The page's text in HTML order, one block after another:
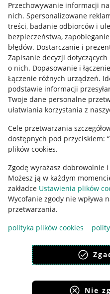
Przechowywanie informacji
nich. Spersonalizowane
treści, badanie odbiorców i
bezpieczeństwa,
błędów. Dostarczanie i
Zapisanie decyzji
o nich. Dopasowanie i
Łączenie różnych urządzeń.
podstawie informacji
Twoje dane personalne
ułatwiania korzystania z
Cele przetwarzania
dostępnych pod przyciskiem:
plików cookies.
Zgodę wyrażasz dobrowolnie
Możesz ją w każdym
zakładce Ustawienia plików
Wycofanie zgody nie wpływa
przetwarzania.
polityka plików cookies
Nie
Pobierz aplikację
Korzystanie z serwisu